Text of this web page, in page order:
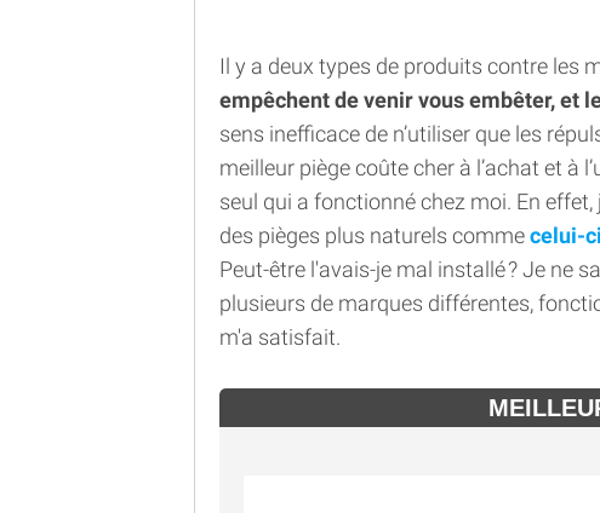
Il y a deux types de produits contre les
empêchent de venir vous embêter, et
sens inefficace de n’utiliser que les
meilleur piège coûte cher à l’achat et à
seul qui a fonctionné chez moi. En
des pièges plus naturels commecelui-ci
Peut-être l'avais-je mal installé ? Je ne
plusieurs de marques différentes,
m'a satisfait.